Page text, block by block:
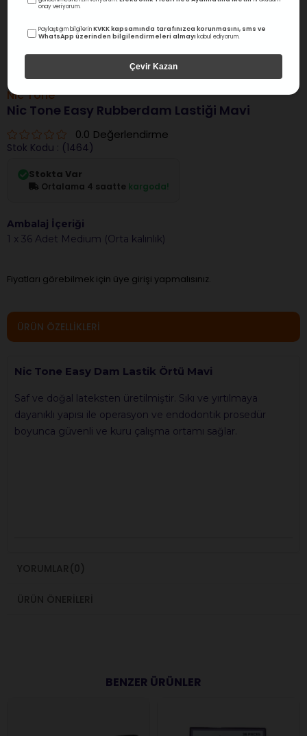
Nic Tone
Nic Tone Easy Rubberdam Lastiği Mavi
0.0 Değerlendirme
Stok Kodu (1464)
Stokta Var
Ortalama 4 saatte kargoda!
Ambalaj İçeriği
1 x 36 Adet Medium (Orta kalınlık)
Fiyatları görebilmek için üye girişi yapmalısınız.
ÜRÜN ÖZELLIKLERI
Nic Tone Easy Dam Lastik Örtü Mavi
Saf ve doğal lateksten üretilmiştir. Sıkı ve yırtılmaya
dayanıklı yapısı ile operasyon ve endodontik prosedür
boyunca güvenli ve kuru çalışma ortamı sağlar.
YORUMLAR (0)
ÜRÜN ÖNERILERI
BENZER ÜRÜNLER
onay veriyorum.
Paylaştığım bilgilerinKVKK kapsamında tarafınızca korunmasını, sms ve
WhatsApp üzerinden bilgilendirmeleri almayı kabul ediyorum.
Çevir Kazan